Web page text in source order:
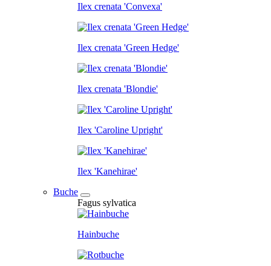
Ilex crenata 'Convexa'
Ilex crenata 'Green Hedge'
Ilex crenata 'Blondie'
Ilex 'Caroline Upright'
Ilex 'Kanehirae'
Buche
Fagus sylvatica
Hainbuche